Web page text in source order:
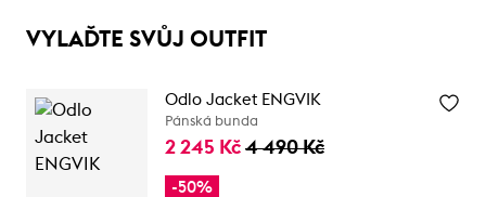
VYLAĎTE SVŮJ OUTFIT
Odlo Jacket ENGVIK
Pánská bunda
2 245 Kč 4 490 Kč
-50%